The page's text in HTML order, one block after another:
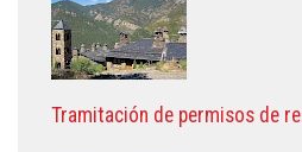
Tramitación de permisos de